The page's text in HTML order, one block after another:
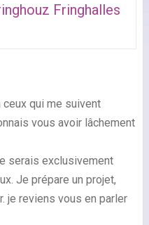
Fringhalles
qui me suivent
vous avoir lâchement
serais exclusivement
Je prépare un projet,
je reviens vous en parler